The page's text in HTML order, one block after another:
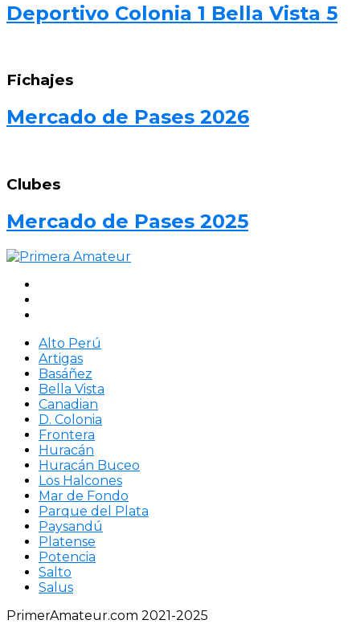
Deportivo Colonia 1 Bella Vista 5
Fichajes
Mercado de Pases 2026
Clubes
Mercado de Pases 2025
Alto Perú
Artigas
Basáñez
Bella Vista
Canadian
D. Colonia
Frontera
Huracán
Huracán Buceo
Los Halcones
Mar de Fondo
Parque del Plata
Paysandú
Platense
Potencia
Salto
Salus
PrimerAmateur.com 2021-2025